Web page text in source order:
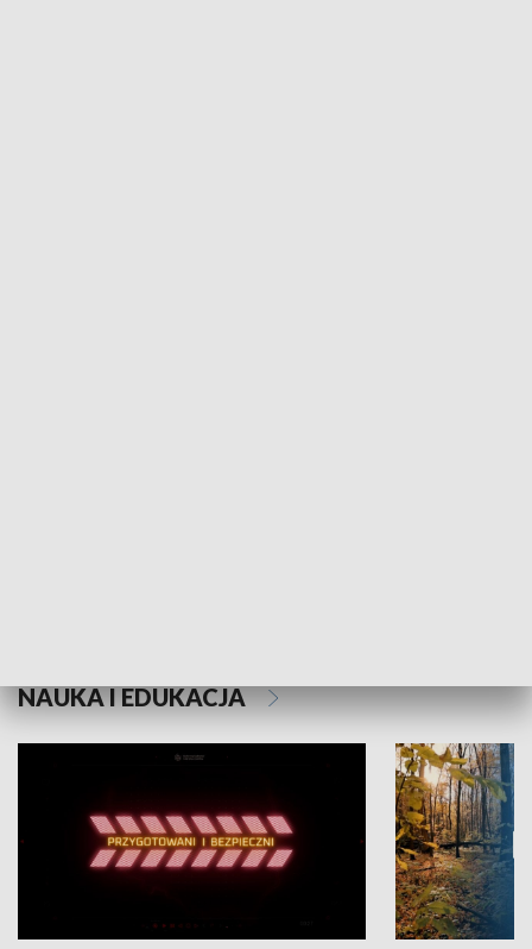
NAUKA I EDUKACJA